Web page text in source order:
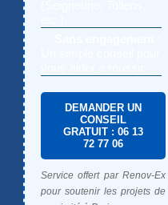
DEMANDER UN
CONSEIL
GRATUIT : 06 13
72 77 06
Service offert par Renov-Ex
pour soutenir les projets de